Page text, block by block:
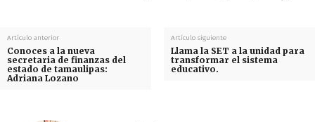
Artículo anterior
Conoces a la nueva
secretaria de finanzas del
estado de tamaulipas:
Adriana Lozano
Artículo siguiente
Llama la SET a la unidad para
transformar el sistema
educativo.